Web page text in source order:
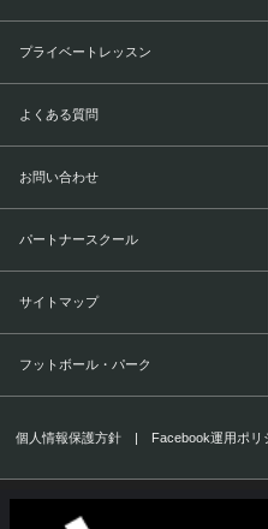
プライベートレッスン
よくある質問
お問い合わせ
パートナースクール
サイトマップ
フットボール・パーク
個人情報保護方針 | Facebook運用ポリ